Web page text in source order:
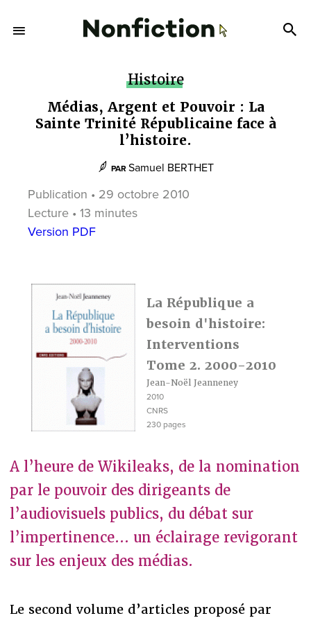
Histoire
Médias, Argent et Pouvoir : La
Sainte Trinité Républicaine face à
l’histoire.
PAR Samuel BERTHET
Publication • 29 octobre 2010
Lecture • 13 minutes
Version PDF
La République a
besoin d'histoire:
Interventions
Tome 2. 2000-2010
Jean-Noël Jeanneney
2010
CNRS
230 pages
A l’heure de Wikileaks, de la nomination
par le pouvoir des dirigeants de
l’audiovisuels publics, du débat sur
l’impertinence... un éclairage revigorant
sur les enjeux des médias.
Le second volume d’articles proposé par